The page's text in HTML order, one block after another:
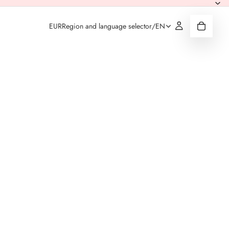
EURRegion and language selector/EN